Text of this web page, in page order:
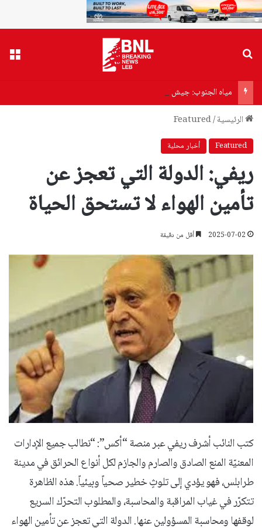
مياه الجنوب: جيش العدو يستهدف فرق المؤسسة أثناء عملهم!
الرئيسية/
Featured
Featured أخبار محلية
ريفي: الدولة التي تعجز عن
تأمين الهواء لا تستحق الحياة
2025-07-02 أقل من دقيقة
كتب النائب أشرف ريفي عبر منصة “أكس”: “نطالب جميع الإدارات
المعنيّة المنع الصادق والصارم والجازم لكل أنواع الحرائق في مدينة
طرابلس، فهو يؤدي إلى تلوثٍ خطير صحياً وبيئياً. هذه الظاهرة
تتكرّر في غياب المراقبة والمحاسبة، والمطلوب التحرّك السريع
لوقفها ومحاسبة المسؤولين عنها. الدولة التي تعجز عن تأمين الهواء